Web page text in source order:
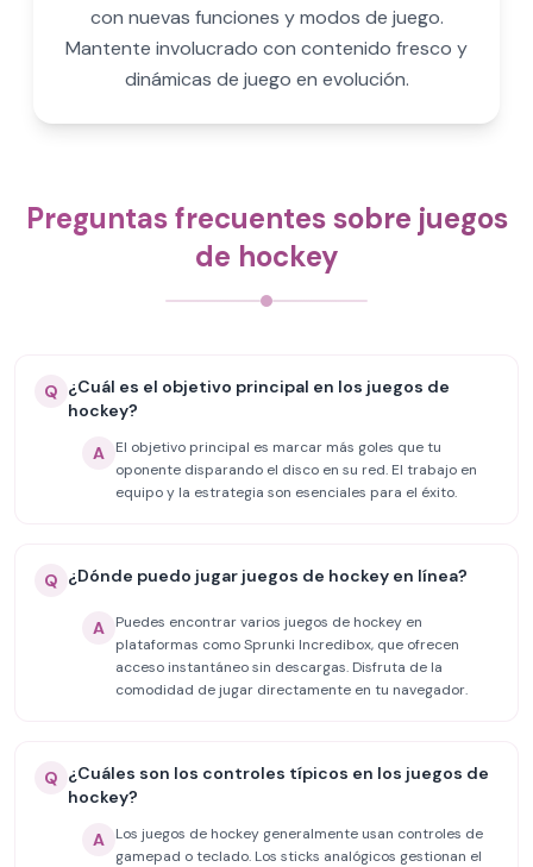
con nuevas funciones y modos de juego.
Mantente involucrado con contenido fresco y
dinámicas de juego en evolución.
Preguntas frecuentes sobre juegos
de hockey
Q ¿Cuál es el objetivo principal en los juegos de
hockey?
A
El objetivo principal es marcar más goles que tu
oponente disparando el disco en su red. El trabajo en
equipo y la estrategia son esenciales para el éxito.
Q ¿Dónde puedo jugar juegos de hockey en línea?
A
Puedes encontrar varios juegos de hockey en
plataformas como Sprunki Incredibox, que ofrecen
acceso instantáneo sin descargas. Disfruta de la
comodidad de jugar directamente en tu navegador.
Q ¿Cuáles son los controles típicos en los juegos de
hockey?
A
Los juegos de hockey generalmente usan controles de
gamepad o teclado. Los sticks analógicos gestionan el